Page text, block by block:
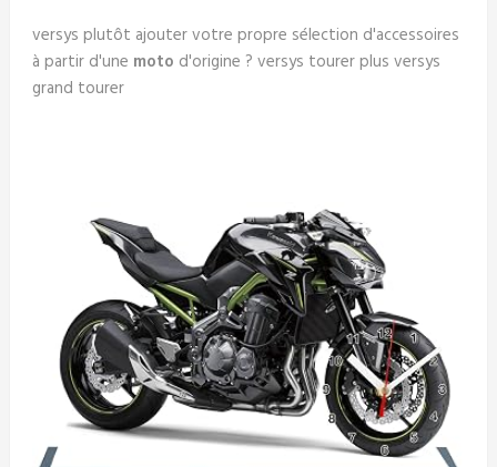
versys plutôt ajouter votre propre sélection d'accessoires
à partir d'une moto d'origine ? versys tourer plus versys
grand tourer